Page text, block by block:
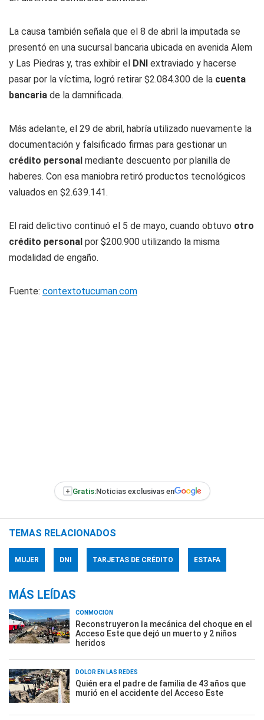
La causa también señala que el 8 de abril la imputada se
presentó en una sucursal bancaria ubicada en avenida Alem
y Las Piedras y, tras exhibir el DNI extraviado y hacerse
pasar por la víctima, logró retirar $2.084.300 de la cuenta
bancaria de la damnificada.
Más adelante, el 29 de abril, habría utilizado nuevamente la
documentación y falsificado firmas para gestionar un
crédito personal mediante descuento por planilla de
haberes. Con esa maniobra retiró productos tecnológicos
valuados en $2.639.141.
El raid delictivo continuó el 5 de mayo, cuando obtuvo otro
crédito personal por $200.900 utilizando la misma
modalidad de engaño.
Fuente: contextotucuman.com
+ Gratis:Noticias exclusivas en
TEMAS RELACIONADOS
MUJER DNI TARJETAS DE CRÉDITO ESTAFA
MÁS LEÍDAS
CONMOCIÓN
Reconstruyeron la mecánica del choque en el
Acceso Este que dejó un muerto y 2 niños
heridos
DOLOR EN LAS REDES
Quién era el padre de familia de 43 años que
murió en el accidente del Acceso Este